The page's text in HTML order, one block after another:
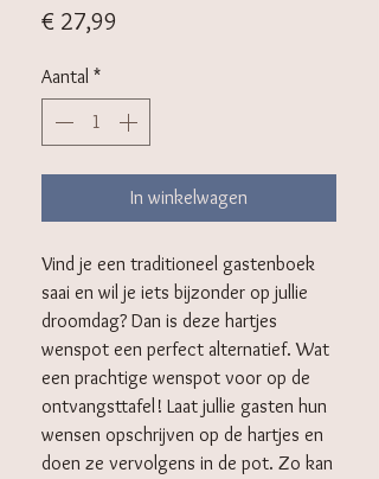
€ 27,99
Aantal *
In winkelwagen
Vind je een traditioneel gastenboek
saai en wil je iets bijzonder op jullie
droomdag? Dan is deze hartjes
wenspot een perfect alternatief. Wat
een prachtige wenspot voor op de
ontvangsttafel! Laat jullie gasten hun
wensen opschrijven op de hartjes en
doen ze vervolgens in de pot. Zo kan